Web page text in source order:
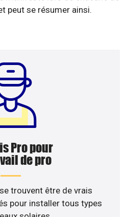
peut se résumer ainsi.
Pro pour
de pro
trouvent être de vrais
pour installer tous types